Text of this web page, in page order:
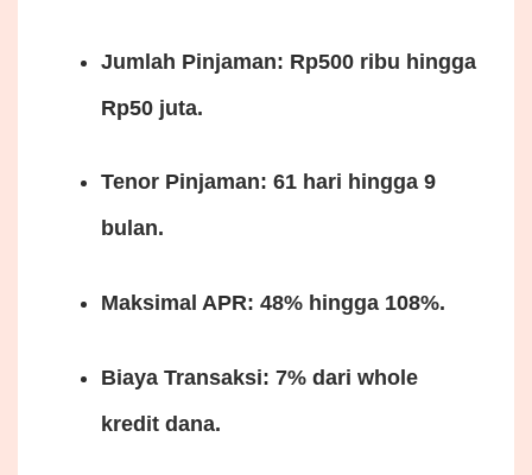
Jumlah Pinjaman: Rp500 ribu hingga
Rp50 juta.
Tenor Pinjaman: 61 hari hingga 9
bulan.
Maksimal APR: 48% hingga 108%.
Biaya Transaksi: 7% dari whole
kredit dana.